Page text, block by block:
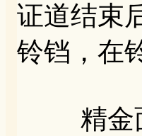
证道结束
铃铛，在
精金面